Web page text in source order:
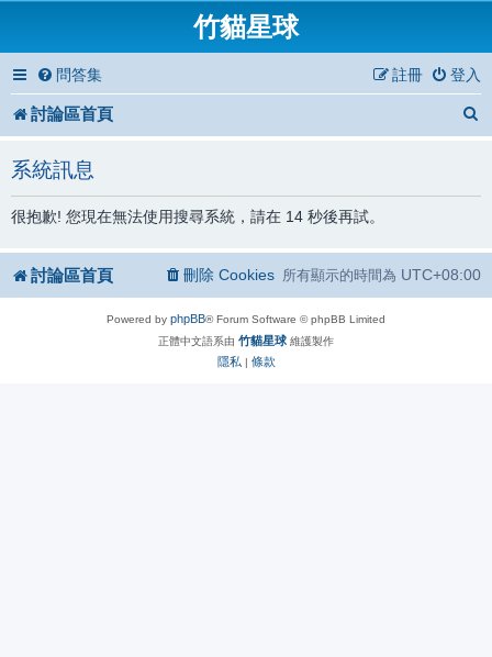
竹貓星球
問答集 登入
註冊
討論區首頁
系統訊息
很抱歉! 您現在無法使用搜尋系統，請在 14 秒後再試。
討論區首頁 所有顯示的時間為 UTC+08:00
刪除 Cookies
Powered by phpBB® Forum Software © phpBB Limited
正體中文語系由 竹貓星球 維護製作
隱私 | 條款